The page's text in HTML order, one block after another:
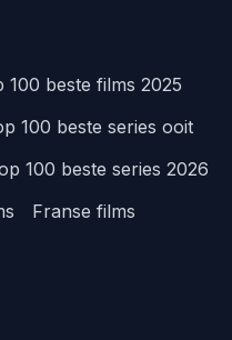
100 beste films 2025
100 beste series ooit
100 beste series 2026
Franse films